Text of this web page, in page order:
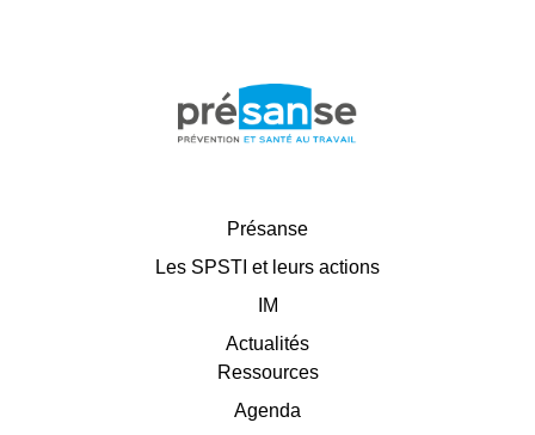
Présanse
Les SPSTI et leurs actions
IM
Actualités
Ressources
Agenda